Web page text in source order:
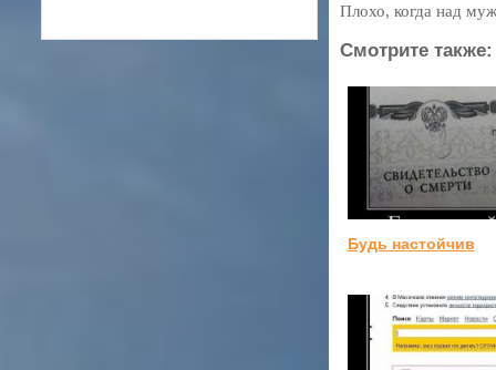
Плохо, когда над
Смотрите также:
Будь настойчив